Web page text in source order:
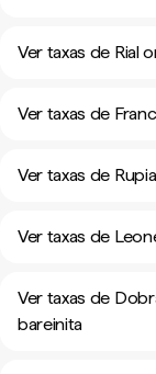
Ver taxas de Rial
Ver taxas de
Ver taxas de
Ver taxas de
Ver taxas de
bareinita